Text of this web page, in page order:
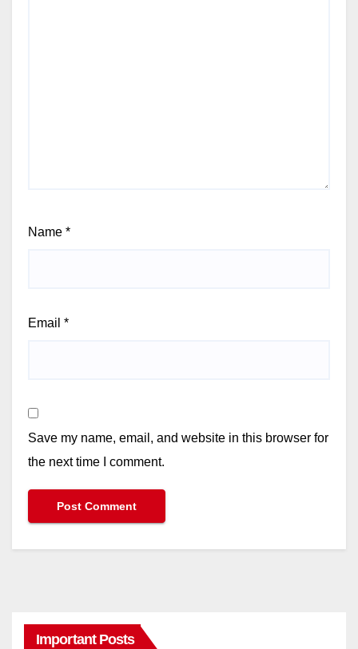
Name *
Email *
Save my name, email, and website in this browser for
the next time I comment.
Important Posts